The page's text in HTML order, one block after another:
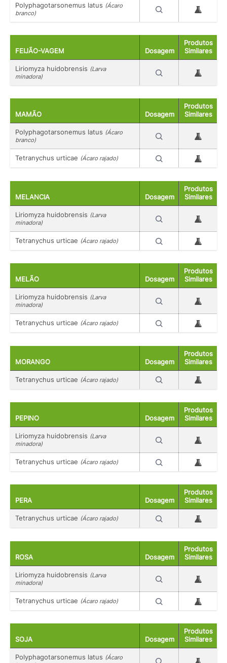
Polyphagotarsonemus latus (Ácaro
branco)
FEIJÃO-VAGEM Dosagem
Produtos
Similares
Liriomyza huidobrensis (Larva
minadora)
MAMÃO Dosagem
Produtos
Similares
Polyphagotarsonemus latus (Ácaro
branco)
Tetranychus urticae (Ácaro rajado)
MELANCIA Dosagem
Produtos
Similares
Liriomyza huidobrensis (Larva
minadora)
Tetranychus urticae (Ácaro rajado)
MELÃO Dosagem
Produtos
Similares
Liriomyza huidobrensis (Larva
minadora)
Tetranychus urticae (Ácaro rajado)
MORANGO Dosagem
Produtos
Similares
Tetranychus urticae (Ácaro rajado)
PEPINO Dosagem
Produtos
Similares
Liriomyza huidobrensis (Larva
minadora)
Tetranychus urticae (Ácaro rajado)
PERA Dosagem
Produtos
Similares
Tetranychus urticae (Ácaro rajado)
ROSA Dosagem
Produtos
Similares
Liriomyza huidobrensis (Larva
minadora)
Tetranychus urticae (Ácaro rajado)
SOJA Dosagem
Produtos
Similares
Polyphagotarsonemus latus (Ácaro